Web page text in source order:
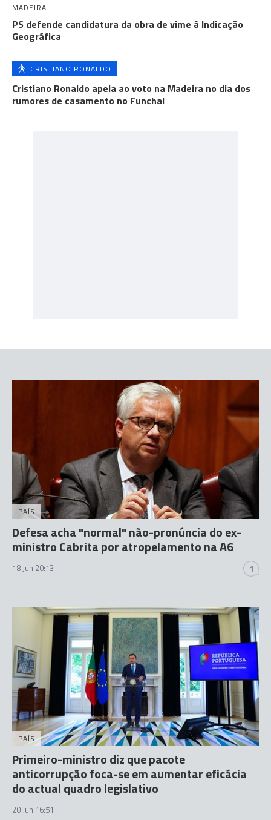
MADEIRA
PS defende candidatura da obra de vime à Indicação
Geográfica
CRISTIANO RONALDO
Cristiano Ronaldo apela ao voto na Madeira no dia dos
rumores de casamento no Funchal
PAÍS
Defesa acha "normal" não-pronúncia do ex-
ministro Cabrita por atropelamento na A6
18 Jun 20:13 1
PAÍS
Primeiro-ministro diz que pacote
anticorrupção foca-se em aumentar eficácia
do actual quadro legislativo
20 Jun 16:51